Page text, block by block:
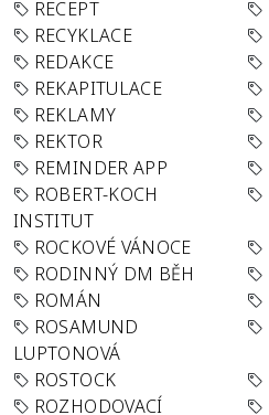
RECEPT
RECYKLACE
REDAKCE
REKAPITULACE
REKLAMY
REKTOR
REMINDER APP
ROBERT-KOCH
INSTITUT
ROCKOVÉ VÁNOCE
RODINNÝ DM BĚH
ROMÁN
ROSAMUND
LUPTONOVÁ
ROSTOCK
ROZHODOVACÍ